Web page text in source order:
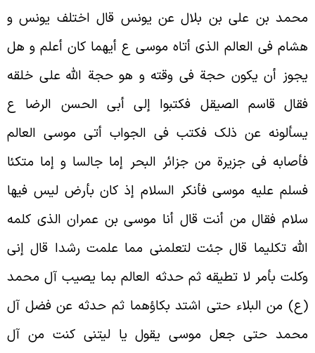
بن علی بن بلال عن یونس قال‏ اختلف یونس و
فی العالم الذی أتاه موسى ع أیهما کان أعلم و هل
أن یکون حجة فی وقته و هو حجة الله على خلقه‏
قاسم الصیقل فکتبوا إلى أبی الحسن الرضا ع
عن ذلک فکتب فی الجواب أتى موسى العالم
فی جزیرة من جزائر البحر إما جالسا و إما متکئا
علیه موسى فأنکر السلام إذ کان بأرض لیس فیها
فقال من أنت قال أنا موسى بن عمران الذی کلمه
تکلیما قال جئت لتعلمنی‏ مما علمت رشدا قال إنی
بأمر لا تطیقه ثم حدثه العالم بما یصیب آل محمد
من البلاء حتى اشتد بکاؤهما ثم حدثه عن فضل آل
حتى جعل موسى‏ یقول یا لیتنی کنت من آل